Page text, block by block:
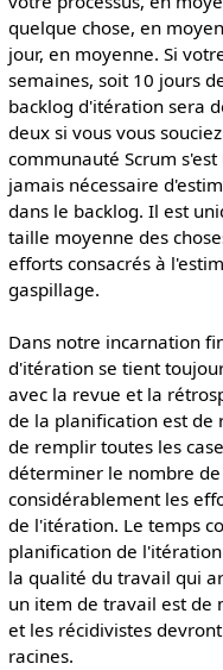
quelque chose, en
jour, en moyenne. Si
semaines, soit 10 jours
backlog d'itération sera
deux si vous vous
communauté Scrum
jamais nécessaire
dans le backlog. Il est
taille moyenne des
efforts consacrés à
gaspillage.
Dans notre incarnation
d'itération se tient
avec la revue et la
de la planification est de
de remplir toutes les
déterminer le nombre de
considérablement les
de l'itération. Le temps
planification de
la qualité du travail qui
un item de travail est de
et les récidivistes
racines.